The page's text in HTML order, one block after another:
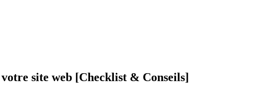
site web [Checklist & Conseils]